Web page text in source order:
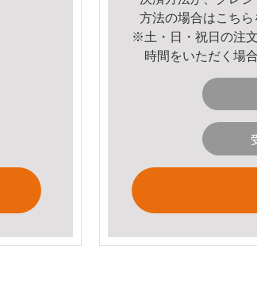
方法の場合はこちら
※土・日・祝日の注
時間をいただく場